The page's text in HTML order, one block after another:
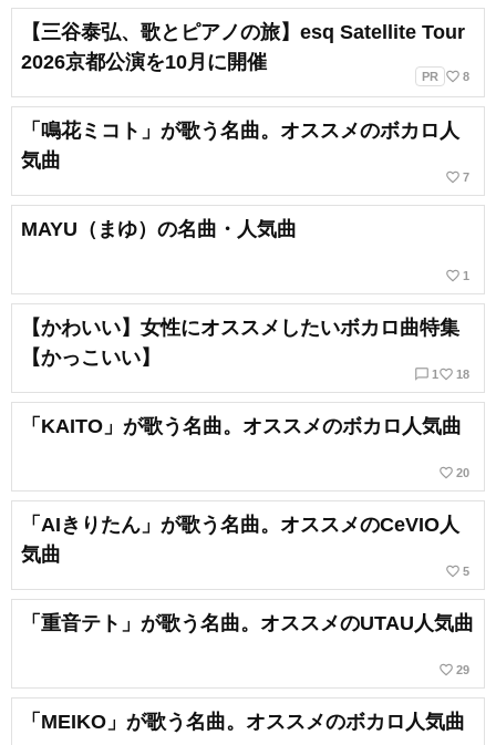
【三谷泰弘、歌とピアノの旅】esq Satellite Tour
2026京都公演を10月に開催
PR favorite_border 8
「鳴花ミコト」が歌う名曲。オススメのボカロ人
気曲
favorite_border 7
MAYU（まゆ）の名曲・人気曲
favorite_border 1
【かわいい】女性にオススメしたいボカロ曲特集
【かっこいい】
chat_bubble_outline 1 favorite_border 18
「KAITO」が歌う名曲。オススメのボカロ人気曲
favorite_border 20
「AIきりたん」が歌う名曲。オススメのCeVIO人
気曲
favorite_border 5
「重音テト」が歌う名曲。オススメのUTAU人気曲
favorite_border 29
「MEIKO」が歌う名曲。オススメのボカロ人気曲